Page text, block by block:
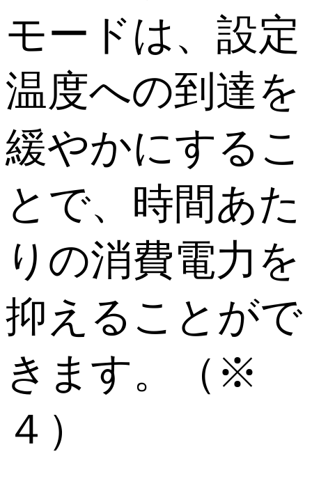
モードは、設定
温度への到達を
緩やかにするこ
とで、時間あた
りの消費電力を
抑えることがで
きます。（※
４）